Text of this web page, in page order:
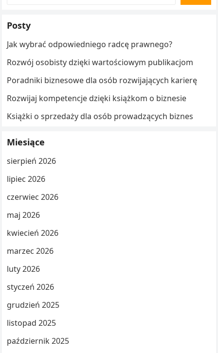
Posty
Jak wybrać odpowiedniego radcę prawnego?
Rozwój osobisty dzięki wartościowym publikacjom
Poradniki biznesowe dla osób rozwijających karierę
Rozwijaj kompetencje dzięki książkom o biznesie
Książki o sprzedaży dla osób prowadzących biznes
Miesiące
sierpień 2026
lipiec 2026
czerwiec 2026
maj 2026
kwiecień 2026
marzec 2026
luty 2026
styczeń 2026
grudzień 2025
listopad 2025
październik 2025